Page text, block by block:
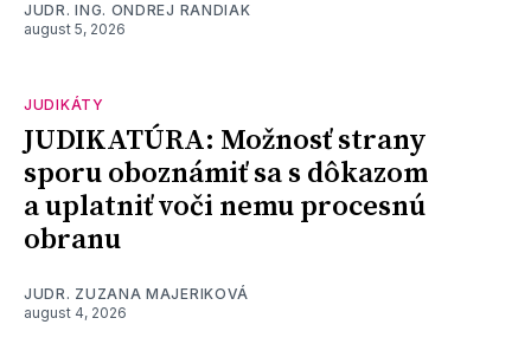
JUDR. ING. ONDREJ RANDIAK
august 5, 2026
JUDIKÁTY
JUDIKATÚRA: Možnosť strany
sporu oboznámiť sa s dôkazom
a uplatniť voči nemu procesnú
obranu
JUDR. ZUZANA MAJERIKOVÁ
august 4, 2026